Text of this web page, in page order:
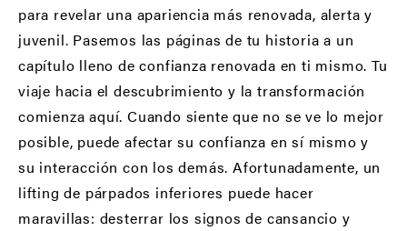
para revelar una apariencia más renovada, alerta y
juvenil. Pasemos las páginas de tu historia a un
capítulo lleno de confianza renovada en ti mismo. Tu
viaje hacia el descubrimiento y la transformación
comienza aquí. Cuando siente que no se ve lo mejor
posible, puede afectar su confianza en sí mismo y
su interacción con los demás. Afortunadamente, un
lifting de párpados inferiores puede hacer
maravillas: desterrar los signos de cansancio y